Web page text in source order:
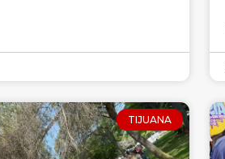
TIJUANA